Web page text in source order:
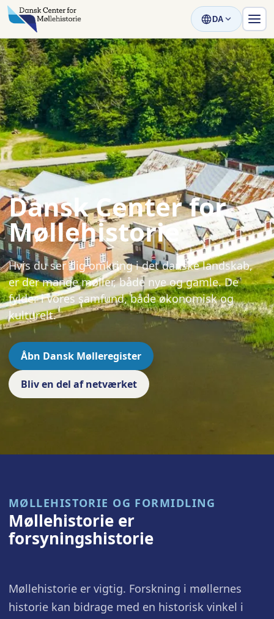
DA
Dansk Center for
Møllehistorie
Hvis du ser dig omkring i det danske landskab,
er der mange møller, både nye og gamle. De
fylder i vores samfund, både økonomisk og
kulturelt.
Åbn Dansk Mølleregister
Bliv en del af netværket
MØLLEHISTORIE OG FORMIDLING
Møllehistorie er
forsyningshistorie
Møllehistorie er vigtig. Forskning i møllernes
historie kan bidrage med en historisk vinkel i